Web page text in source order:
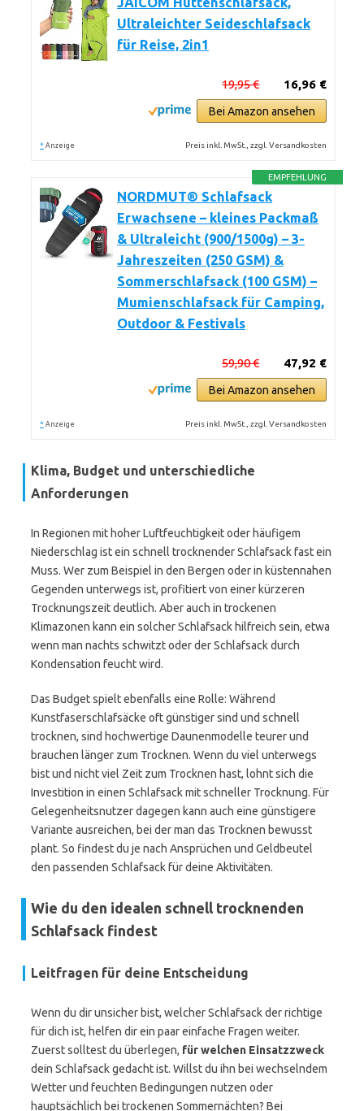
Ultraleichter Seideschlafsack
für Reise, 2in1
16,96 €
19,95 €
Bei Amazon ansehen
* Anzeige Preis inkl. MwSt., zzgl. Versandkosten
EMPFEHLUNG
NORDMUT® Schlafsack
Erwachsene – kleines Packmaß
& Ultraleicht (900/1500g) – 3-
Jahreszeiten (250 GSM) &
Sommerschlafsack (100 GSM) –
Mumienschlafsack für Camping,
Outdoor & Festivals
47,92 €
59,90 €
Bei Amazon ansehen
* Anzeige Preis inkl. MwSt., zzgl. Versandkosten
Klima, Budget und unterschiedliche
Anforderungen
In Regionen mit hoher Luftfeuchtigkeit oder häufigem
Niederschlag ist ein schnell trocknender Schlafsack fast ein
Muss. Wer zum Beispiel in den Bergen oder in küstennahen
Gegenden unterwegs ist, profitiert von einer kürzeren
Trocknungszeit deutlich. Aber auch in trockenen
Klimazonen kann ein solcher Schlafsack hilfreich sein, etwa
wenn man nachts schwitzt oder der Schlafsack durch
Kondensation feucht wird.
Das Budget spielt ebenfalls eine Rolle: Während
Kunstfaserschlafsäcke oft günstiger sind und schnell
trocknen, sind hochwertige Daunenmodelle teurer und
brauchen länger zum Trocknen. Wenn du viel unterwegs
bist und nicht viel Zeit zum Trocknen hast, lohnt sich die
Investition in einen Schlafsack mit schneller Trocknung. Für
Gelegenheitsnutzer dagegen kann auch eine günstigere
Variante ausreichen, bei der man das Trocknen bewusst
plant. So findest du je nach Ansprüchen und Geldbeutel
den passenden Schlafsack für deine Aktivitäten.
Wie du den idealen schnell trocknenden
Schlafsack findest
Leitfragen für deine Entscheidung
Wenn du dir unsicher bist, welcher Schlafsack der richtige
für dich ist, helfen dir ein paar einfache Fragen weiter.
Zuerst solltest du überlegen, für welchen Einsatzzweck
dein Schlafsack gedacht ist. Willst du ihn bei wechselndem
Wetter und feuchten Bedingungen nutzen oder
hauptsächlich bei trockenen Sommernächten? Bei